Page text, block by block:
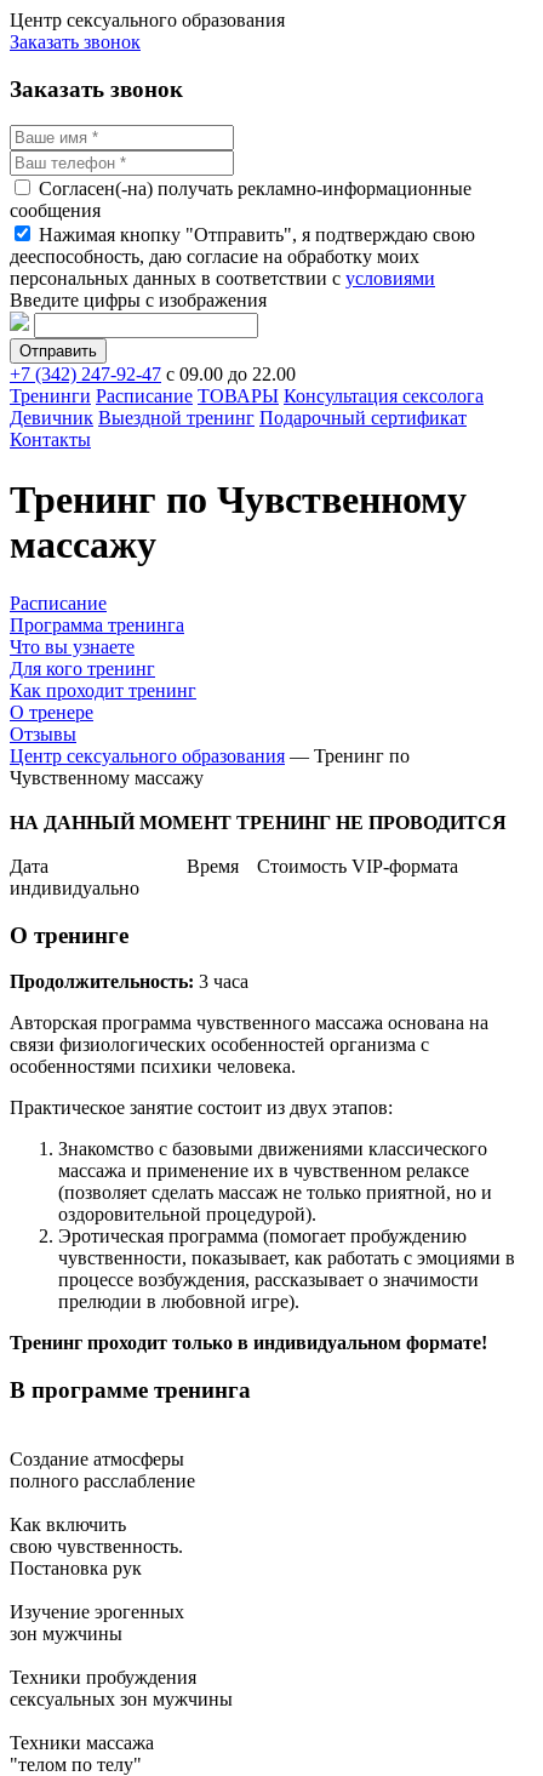
Центр сексуального образования
Заказать звонок
Заказать звонок
Согласен(-на) получать рекламно-информационные
сообщения
Нажимая кнопку "Отправить", я подтверждаю свою
дееспособность, даю согласие на обработку моих
персональных данных в соответствии с условиями
Введите цифры с изображения
+7 (342) 247-92-47 с 09.00 до 22.00
Тренинги Расписание ТОВАРЫ Консультация сексолога
Девичник Выездной тренинг Подарочный сертификат
Контакты
Тренинг по Чувственному
массажу
Расписание
Программа тренинга
Что вы узнаете
Для кого тренинг
Как проходит тренинг
О тренере
Отзывы
Центр сексуального образования — Тренинг по
Чувственному массажу
НА ДАННЫЙ МОМЕНТ ТРЕНИНГ НЕ ПРОВОДИТСЯ
Дата Время
Стоимость VIP-формата
индивидуально
О тренинге
Продолжительность: 3 часа
Авторская программа чувственного массажа основана на
связи физиологических особенностей организма с
особенностями психики человека.
Практическое занятие состоит из двух этапов:
Знакомство с базовыми движениями классического
массажа и применение их в чувственном релаксе
(позволяет сделать массаж не только приятной, но и
оздоровительной процедурой).
Эротическая программа (помогает пробуждению
чувственности, показывает, как работать с эмоциями в
процессе возбуждения, рассказывает о значимости
прелюдии в любовной игре).
Тренинг проходит только в индивидуальном формате!
В программе тренинга
Создание атмосферы
полного расслабление
Как включить
свою чувственность.
Постановка рук
Изучение эрогенных
зон мужчины
Техники пробуждения
сексуальных зон мужчины
Техники массажа
"телом по телу"